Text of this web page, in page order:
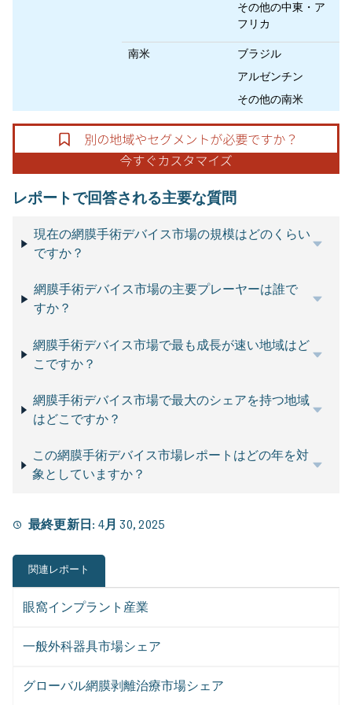
その他の中東・ア
フリカ
南米
ブラジル
アルゼンチン
その他の南米
レポートで回答される主要な質問
現在の網膜手術デバイス市場の規模はどのくらい
ですか？
網膜手術デバイス市場の主要プレーヤーは誰で
すか？
網膜手術デバイス市場で最も成長が速い地域はど
こですか？
網膜手術デバイス市場で最大のシェアを持つ地域
はどこですか？
この網膜手術デバイス市場レポートはどの年を対
象としていますか？
最終更新日: 4月 30, 2025
関連レポート
眼窩インプラント産業
一般外科器具市場シェア
グローバル網膜剥離治療市場シェア